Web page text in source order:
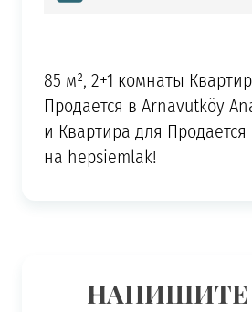
85 м², 2+1 комнаты
Продается в Arnavutköy
и Квартира для
на hepsiemlak!
НАПИШИТЕ